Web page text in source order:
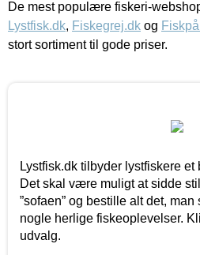
De mest populære fiskeri-
Lystfisk.dk, Fiskegrej.dk og
stort sortiment til gode priser.
Lystfisk.dk tilbyder lystfiskere
Det skal være muligt at sidde
”sofaen” og bestille alt det, man
nogle herlige fiskeoplevelser.
udvalg.